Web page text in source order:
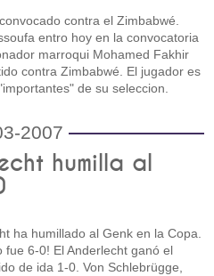
contra el Zimbabwé.
entro hoy en la convocatoria
marroqui Mohamed Fakhir
contra Zimbabwé. El jugador es
de su seleccion.
2007
humilla al
ha humillado al Genk en la Copa.
fue 6-0! El Anderlecht ganó el
de ida 1-0. Von Schlebrügge,